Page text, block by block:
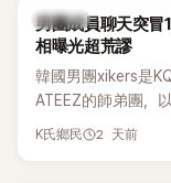
不僅展現兩人多年
樣，也意外掀起網
K-POP
男團成員聊天突冒
相曝光超荒謬
韓國男團xikers是
ATEEZ的師弟團，
Hop風格聞名，出
K氏鄉民 2 天前